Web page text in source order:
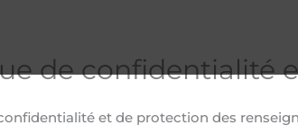
de confidentialité
et de protection des